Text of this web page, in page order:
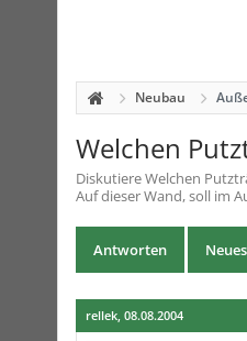
Neubau
Welchen
DiskutiereWelchen
Auf dieser Wand, soll im
Antworten
rellek, 08.08.2004